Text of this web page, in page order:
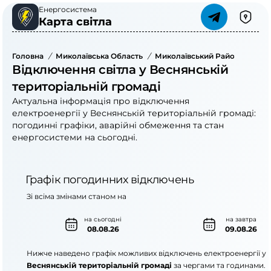
Енергосистема
Карта світла
Головна / Миколаївська Область / Миколаївський Район
Відключення світла у Веснянській
територіальній громаді
Актуальна інформація про відключення
електроенергії у Веснянській територіальній громаді:
погодинні графіки, аварійні обмеження та стан
енергосистеми на сьогодні.
Графік погодинних відключень
на сьогодні
08.08.26
на завтра
09.08.26
Зі всіма змінами станом на
Нижче наведено графік можливих відключень електроенергії у
Веснянській територіальній громаді за чергами та годинами.